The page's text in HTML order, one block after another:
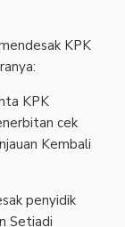
KPK
KPK
cek
Kembali
penyidik
Setiadi